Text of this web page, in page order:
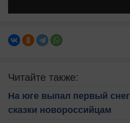
Читайте также:
На юге выпал первый
сказки новороссийцам